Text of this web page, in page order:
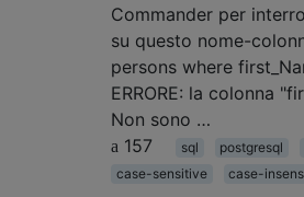
Commander per
su questo nome-
persons where
ERRORE: la colonna
Non sono …
157
sql postgresql
case-sensitive
case-